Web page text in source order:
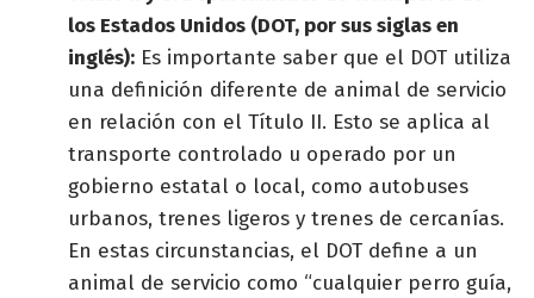
los Estados Unidos (DOT, por sus siglas en
inglés): Es importante saber que el DOT utiliza
una definición diferente de animal de servicio
en relación con el Título II. Esto se aplica al
transporte controlado u operado por un
gobierno estatal o local, como autobuses
urbanos, trenes ligeros y trenes de cercanías.
En estas circunstancias, el DOT define a un
animal de servicio como “cualquier perro guía,